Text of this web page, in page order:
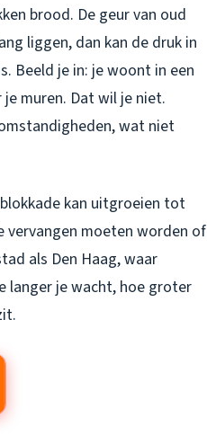
brood. De geur van oud
liggen, dan kan de druk in
Beeld je in: je woont in een
muren. Dat wil je niet.
wat niet
kan uitgroeien tot
vervangen moeten worden of
als Den Haag, waar
langer je wacht, hoe groter